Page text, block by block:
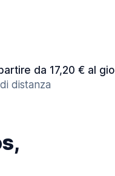
da 17,20 € al
distanza